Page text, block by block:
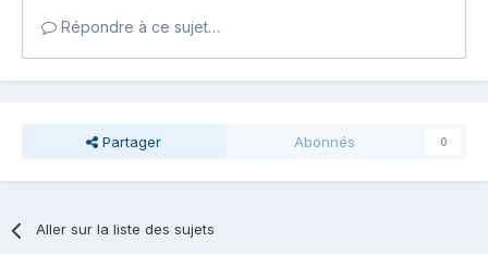
Répondre à ce sujet…
Partager Abonnés 0
Aller sur la liste des sujets